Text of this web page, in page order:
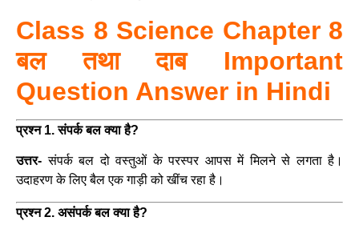
Class 8 Science Chapter 8
बल तथा दाब Important
Question Answer in Hindi
प्रश्न 1.संपर्क बल क्या है?
उत्तर-संपर्क बल दो वस्तुओं के परस्पर आपस में मिलने से लगता है।
उदाहरण के लिए बैल एक गाड़ी को खींच रहा है।
प्रश्न 2. असंपर्क बल क्या है?